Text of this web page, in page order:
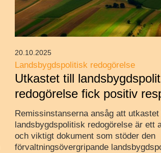
Landsbygdspolitisk redogörelse
Utkastet till
redogörelse fick positiv
Remissinstanserna ansåg att utkastet
landsbygdspolitisk redogörelse är ett
och viktigt dokument som stöder den
förvaltningsövergripande
20.10.2025